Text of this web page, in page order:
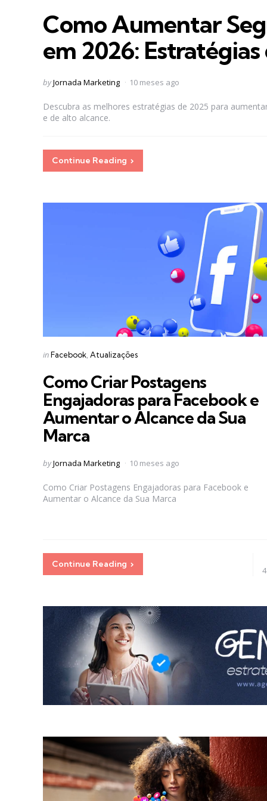
Como Aumentar
em 2026:
Posted
byJornada Marketing 10 meses ago
Descubra as melhores estratégias de 2025 para
e de alto alcance.
Continue Reading
Categories
Posted
inFacebook Atualizações
Como Criar Postagens
Engajadoras para Facebook e
Aumentar o Alcance da Sua
Marca
Posted
byJornada Marketing 10 meses ago
Como Criar Postagens Engajadoras para Facebook e
Aumentar o Alcance da Sua Marca
Continue Reading